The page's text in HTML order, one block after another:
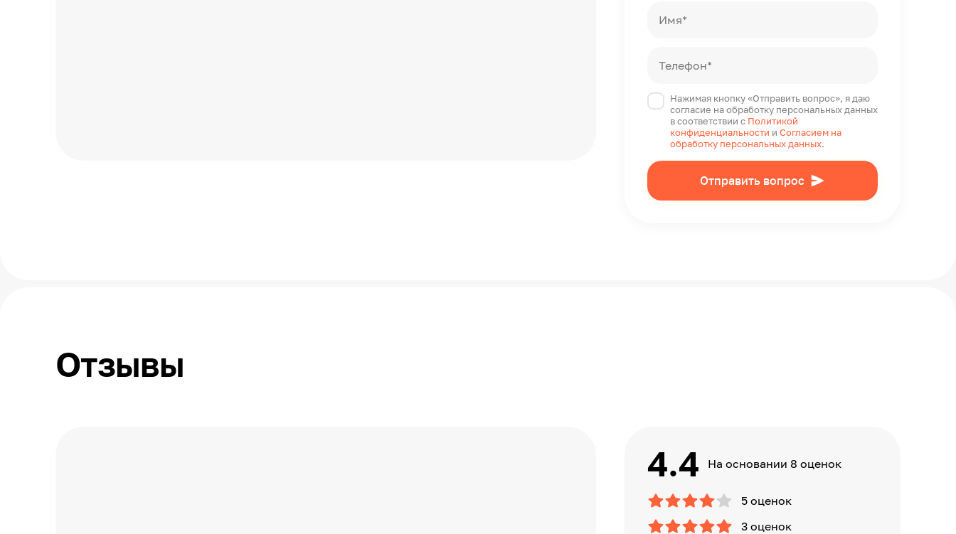
Имя*
Телефон*
Нажимая кнопку «Отправить вопрос», я даю
согласие на обработку персональных данных
в соответствии с Политикой
конфиденциальности и Согласием на
обработку персональных данных.
Отправить вопрос
Отзывы
4.4 На основании 8 оценок
5 оценок
3 оценок